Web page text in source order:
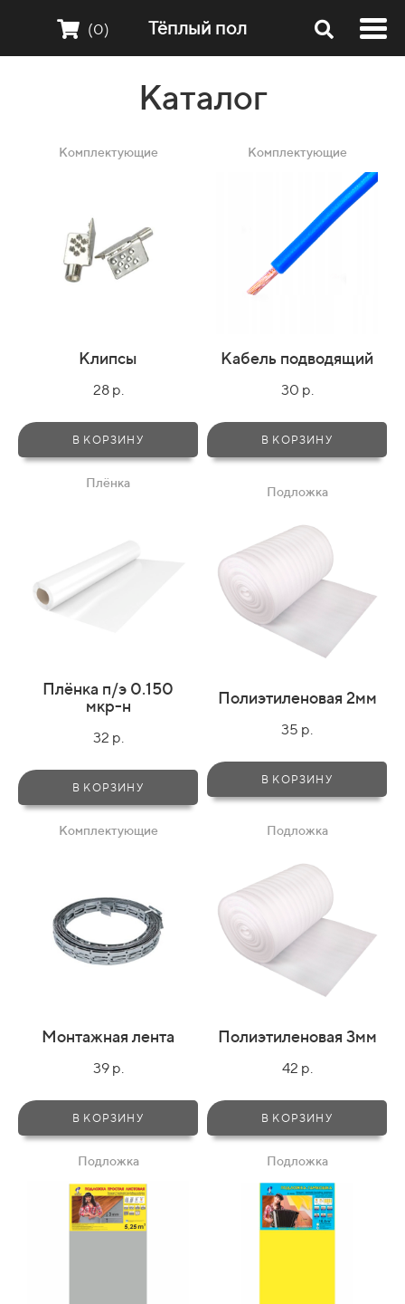
(0) Тёплый пол
Каталог
Комплектующие
Клипсы
28 р.
В КОРЗИНУ
Комплектующие
Кабель подводящий
30 р.
В КОРЗИНУ
Плёнка
Плёнка п/э 0.150
мкр-н
32 р.
В КОРЗИНУ
Подложка
Полиэтиленовая 2мм
35 р.
В КОРЗИНУ
Комплектующие
Монтажная лента
39 р.
В КОРЗИНУ
Подложка
Полиэтиленовая 3мм
42 р.
В КОРЗИНУ
Подложка Подложка